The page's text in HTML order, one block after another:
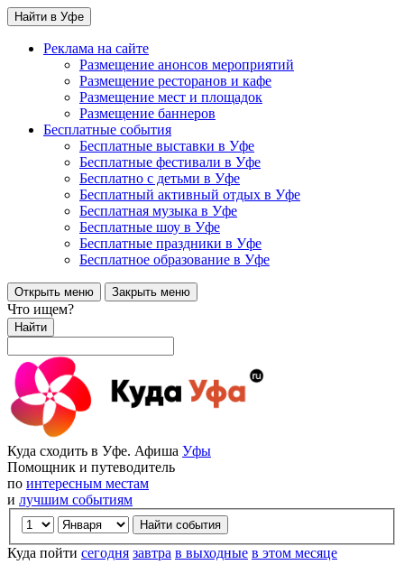
Найти в Уфе
Реклама на сайте
Размещение анонсов мероприятий
Размещение ресторанов и кафе
Размещение мест и площадок
Размещение баннеров
Бесплатные события
Бесплатные выставки в Уфе
Бесплатные фестивали в Уфе
Бесплатно с детьми в Уфе
Бесплатный активный отдых в Уфе
Бесплатная музыка в Уфе
Бесплатные шоу в Уфе
Бесплатные праздники в Уфе
Бесплатное образование в Уфе
Открыть меню Закрыть меню
Что ищем?
Найти
Куда сходить в Уфе. Афиша Уфы
Помощник и путеводитель
по интересным местам
и лучшим событиям
Куда пойти сегодня завтра в выходные в этом месяце